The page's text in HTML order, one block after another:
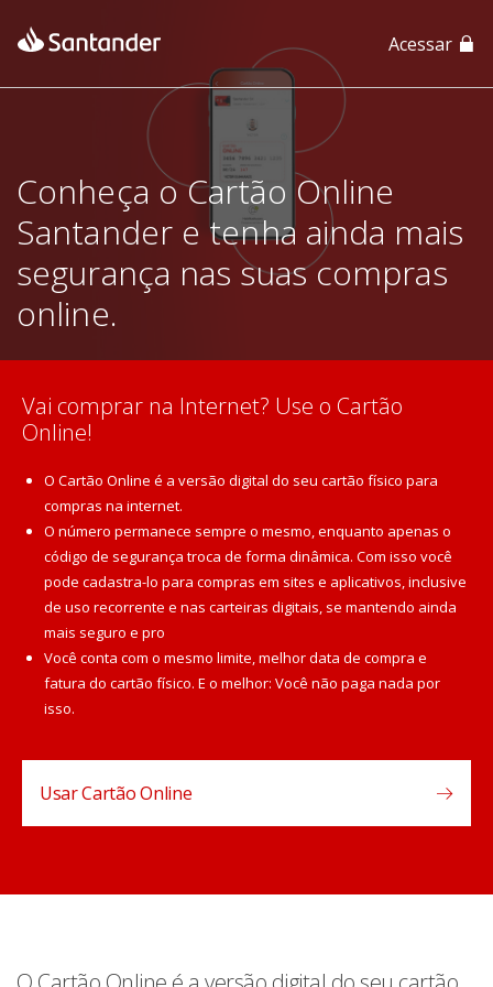
App Santander
App Santander Empresas
Acessar
Conheça o Cartão Online
Santander e tenha ainda mais
segurança nas suas compras
online.
Vai comprar na Internet? Use o Cartão
Online!
O Cartão Online é a versão digital do seu cartão físico para
compras na internet.
O número permanece sempre o mesmo, enquanto apenas o
código de segurança troca de forma dinâmica. Com isso você
pode cadastra-lo para compras em sites e aplicativos, inclusive
de uso recorrente e nas carteiras digitais, se mantendo ainda
mais seguro e pro
Você conta com o mesmo limite, melhor data de compra e
fatura do cartão físico. E o melhor: Você não paga nada por
isso.
Usar Cartão Online